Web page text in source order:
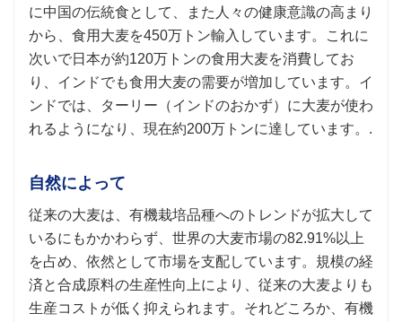
に中国の伝統食として、また人々の健康意識の高まり
から、食用大麦を450万トン輸入しています。これに
次いで日本が約120万トンの食用大麦を消費してお
り、インドでも食用大麦の需要が増加しています。イ
ンドでは、ターリー（インドのおかず）に大麦が使わ
れるようになり、現在約200万トンに達しています。.
自然によって
従来の大麦は、有機栽培品種へのトレンドが拡大して
いるにもかかわらず、世界の大麦市場の82.91%以上
を占め、依然として市場を支配しています。規模の経
済と合成原料の生産性向上により、従来の大麦よりも
生産コストが低く抑えられます。それどころか、有機